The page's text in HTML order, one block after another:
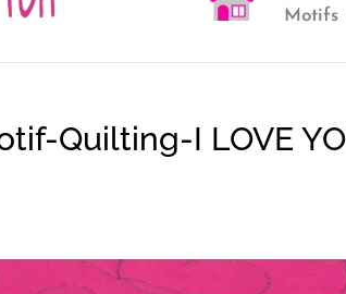
Motifs
Quilting-I LOVE